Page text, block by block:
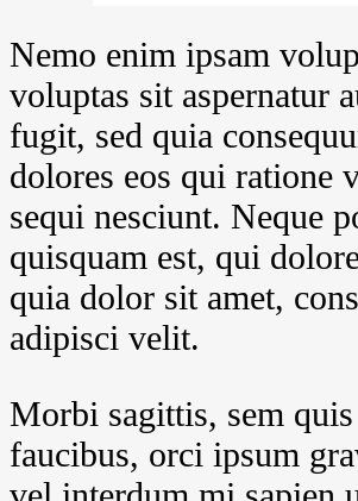
Nemo enim ipsam
voluptas sit aspernatur
fugit, sed quia
dolores eos qui ratione
sequi nesciunt. Neque
quisquam est, qui
quia dolor sit amet,
adipisci velit.
Morbi sagittis, sem
faucibus, orci ipsum